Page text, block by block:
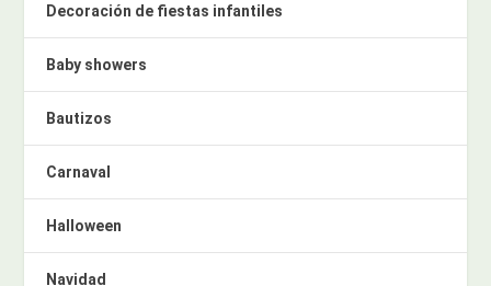
Decoración de fiestas infantiles
Baby showers
Bautizos
Carnaval
Halloween
Navidad